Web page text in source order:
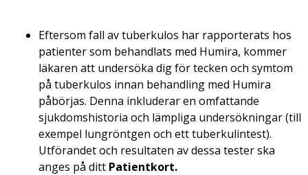
Eftersom fall av tuberkulos har rapporterats hos
patienter som behandlats med Humira, kommer
läkaren att undersöka dig för tecken och symtom
på tuberkulos innan behandling med Humira
påbörjas. Denna inkluderar en omfattande
sjukdomshistoria och lämpliga undersökningar (till
exempel lungröntgen och ett tuberkulintest).
Utförandet och resultaten av dessa tester ska
anges på ditt Patientkort.